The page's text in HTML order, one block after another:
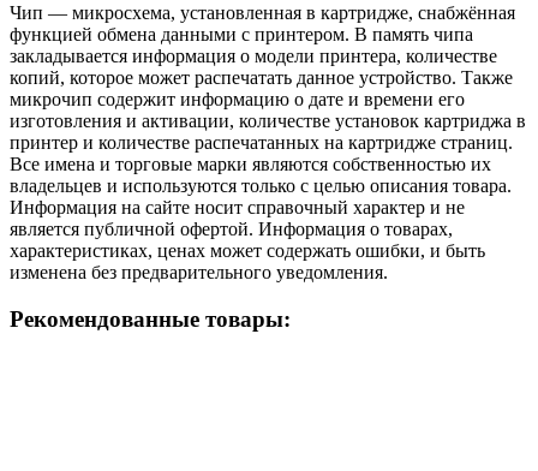
Чип — микросхема, установленная в картридже, снабжённая
функцией обмена данными с принтером. В память чипа
закладывается информация о модели принтера, количестве
копий, которое может распечатать данное устройство. Также
микрочип содержит информацию о дате и времени его
изготовления и активации, количестве установок картриджа в
принтер и количестве распечатанных на картридже страниц.
Все имена и торговые марки являются собственностью их
владельцев и используются только с целью описания товара.
Информация на сайте носит справочный характер и не
является публичной офертой. Информация о товарах,
характеристиках, ценах может содержать ошибки, и быть
изменена без предварительного уведомления.
Рекомендованные товары: